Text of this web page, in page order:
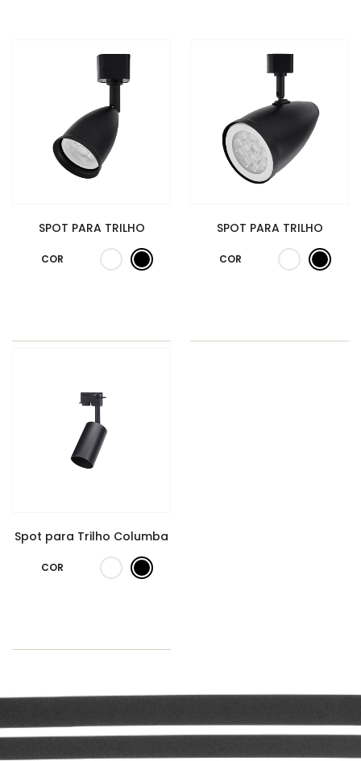
SPOT PARA TRILHO
COR
SPOT PARA TRILHO
COR
Spot para Trilho Columba
COR